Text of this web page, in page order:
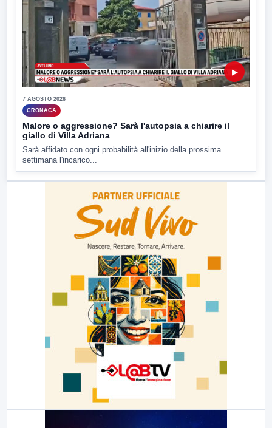
▶
7 AGOSTO 2026
CRONACA
Malore o aggressione? Sarà l'autopsia a chiarire il
giallo di Villa Adriana
Sarà affidato con ogni probabilità all'inizio della prossima
settimana l'incarico...